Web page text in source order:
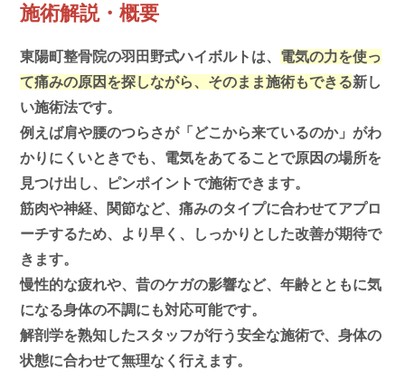
施術解説・概要
東陽町整骨院の羽田野式ハイボルトは、 電気の力を使っ
て痛みの原因を探しながら、そのまま施術もできる新し
い施術法です。
例えば肩や腰のつらさが「どこから来ているのか」がわ
かりにくいときでも、電気をあてることで原因の場所を
見つけ出し、ピンポイントで施術できます。
筋肉や神経、関節など、痛みのタイプに合わせてアプロ
ーチするため、より早く、しっかりとした改善が期待で
きます。
慢性的な疲れや、昔のケガの影響など、年齢とともに気
になる身体の不調にも対応可能です。
解剖学を熟知したスタッフが行う安全な施術で、身体の
状態に合わせて無理なく行えます。